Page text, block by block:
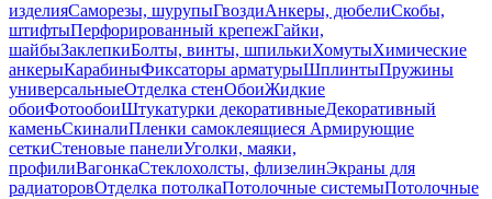
изделияСаморезы, шурупыГвоздиАнкеры, дюбелиСкобы,
штифтыПерфорированный крепежГайки,
шайбыЗаклепкиБолты, винты, шпилькиХомутыХимические
анкерыКарабиныФиксаторы арматурыШплинтыПружины
универсальныеОтделка стенОбоиЖидкие
обоиФотообоиШтукатурки декоративныеДекоративный
каменьСкиналиПленки самоклеящиеся Армирующие
сеткиСтеновые панелиУголки, маяки,
профилиВагонкаСтеклохолсты, флизелинЭкраны для
радиаторовОтделка потолкаПотолочные системыПотолочные